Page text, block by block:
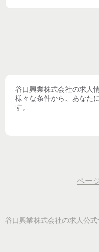
谷口興業株式会社の求人
様々な条件から、あなた
す。
ペー
谷口興業株式会社の求人公式